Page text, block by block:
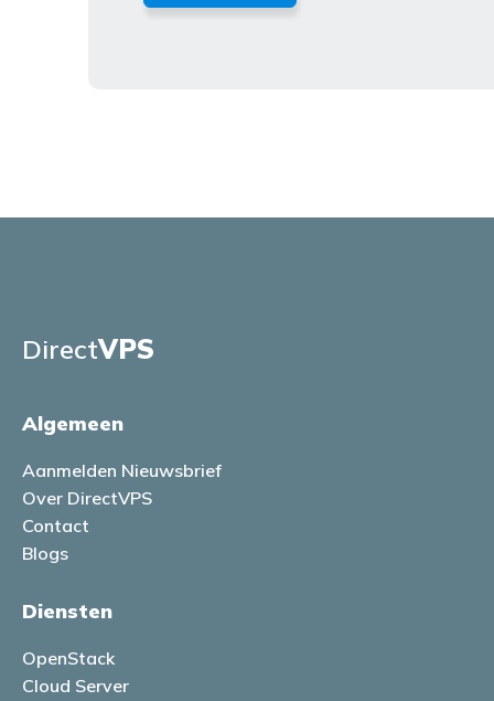
DirectVPS
Algemeen
Aanmelden Nieuwsbrief
Over DirectVPS
Contact
Blogs
Diensten
OpenStack
Cloud Server